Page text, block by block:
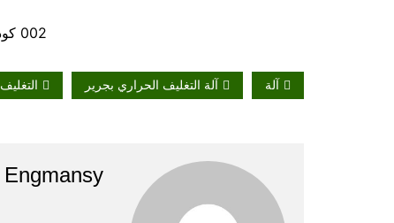
002 كود مصر قبل الرقم
آلة آلة التغليف الحراري بجرير التغليف
Engmansy